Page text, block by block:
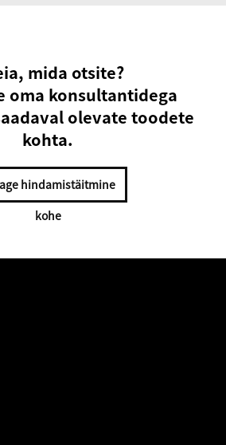
mida otsite?
oma konsultantidega
olevate toodete
kohta.
hindamistäitmine
kohe